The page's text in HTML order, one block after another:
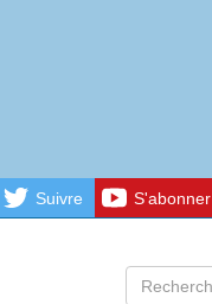
Suivre S'abonner